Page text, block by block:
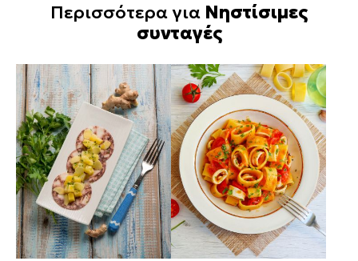
Περισσότερα για Νηστίσιμες
συνταγές